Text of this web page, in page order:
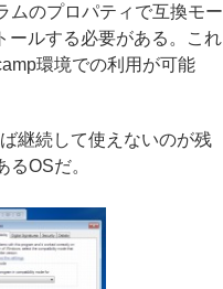
のプロパティで互換モー
ールする必要がある。これ
環境での利用が可能
継続して使えないのが残
OSだ。